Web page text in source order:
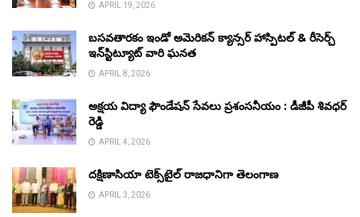
APRIL 19, 2026
బసవతారకం ఇండో అమెరికన్ క్యాన్సర్ హాస్పిటల్ & రీసెర్చ్
ఇన్‌స్టిట్యూట్ వారి ఘనత
APRIL 8, 2026
అక్షయ విద్యా ఫౌండేషన్ సేవలు ప్రశంసనీయం : డీజీపీ శివధర్
రెడ్డి
APRIL 4, 2026
దక్షిణాసియా టెక్స్‌టైల్ రాజధానిగా తెలంగాణ
APRIL 3, 2026